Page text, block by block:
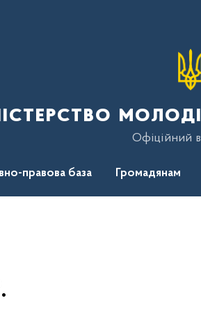
Офіційний
правова база Громадянам